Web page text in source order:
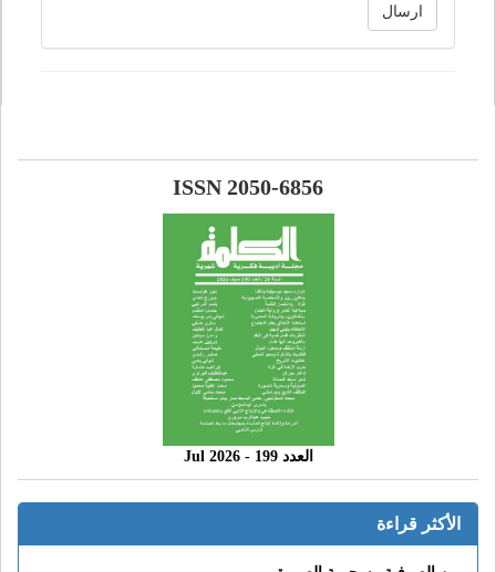
ارسال
ISSN 2050-6856
العدد 199 - 2026 Jul
الأكثر قراءة